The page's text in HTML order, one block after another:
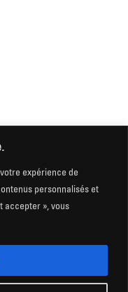
expérience de
personnalisés et
accepter », vous